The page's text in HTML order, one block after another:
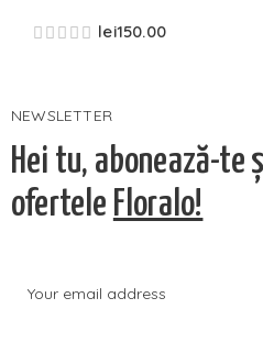
lei150.00
NEWSLETTER
Hei tu, abonează-te
ofertele Floralo!